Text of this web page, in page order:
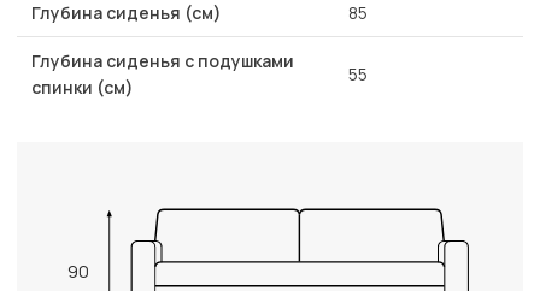
Глубина сиденья (см) 85
Глубина сиденья с подушками
спинки (см)
55
90